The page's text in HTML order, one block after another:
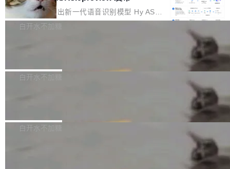
颈。 代码仓深度理解服务（以下简称" CodeBas
e深度理解服务"）是华为云码道（CodeA...
的账号密码进入A集群，输入了一条被程序员圈
称为"删库跑路"的命令——最高管理员权限、无
自研的多个文生3D和...
存永远不够用。 Cloudflare 的 Workers AI 团队
一直在跑这些模型的推理。他们在官方博客上发
整性保护。效果是：吞吐量提升 41%，每 token
腾讯混元正式推出新一代语音识别模型 Hy ASR
3.0preview。基于最新一代大语言模型 Hy3 的
让语音识别不再只是听清，而是真正听懂。通过
w 不要求标准普通话，方言识别覆盖粤语、吴语
白开水不加糖
新和少量网页兼容性修复版本。 Changes/fixe
容提供的字体时出现的几个问题 为避免音频加
白开水不加糖
发布的 Release Notes，他利用 AI 工具（如 Co
白开水不加糖